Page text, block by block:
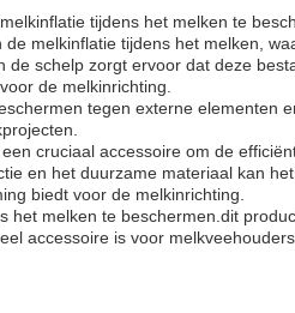
tijdens het melken te
melkinflatie tijdens het melken,
schelp zorgt ervoor dat deze
de melkinrichting.
tegen externe elementen
cruciaal accessoire om de
en het duurzame materiaal kan
biedt voor de melkinrichting.
het melken te beschermen.dit
accessoire is voor